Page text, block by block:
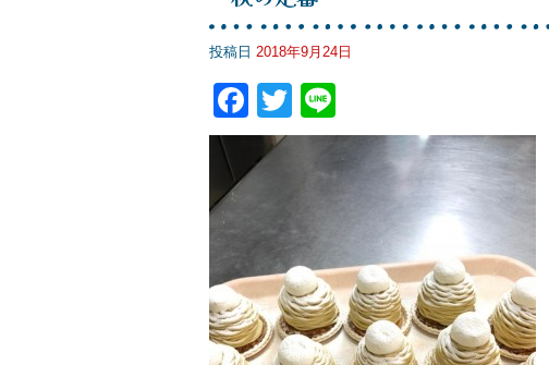
投稿日 2018年9月24日
F
a
c
b
o
o
k
T
wi
er
n
e